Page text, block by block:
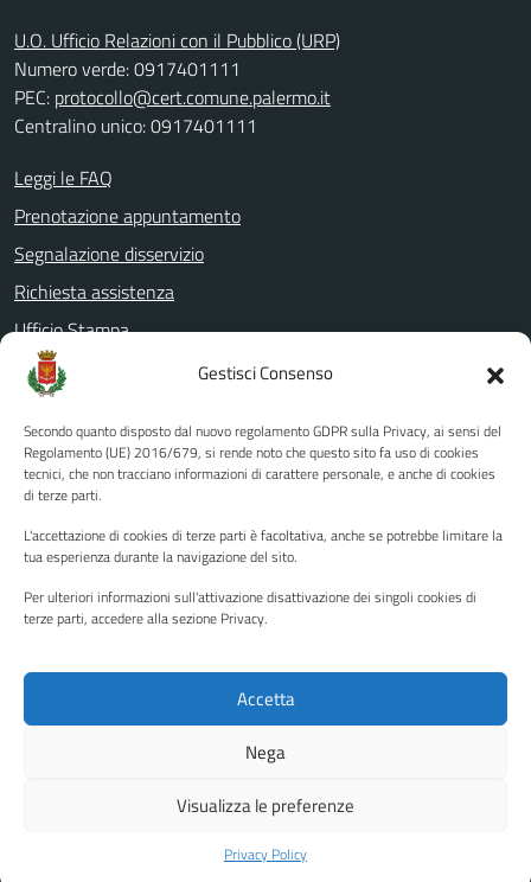
Gestisci Consenso
Secondo quanto disposto dal nuovo regolamento GDPR sulla Privacy, ai sensi del
Regolamento (UE) 2016/679, si rende noto che questo sito fa uso di cookies
tecnici, che non tracciano informazioni di carattere personale, e anche di cookies
di terze parti.
L'accettazione di cookies di terze parti è facoltativa, anche se potrebbe limitare la
tua esperienza durante la navigazione del sito.
Per ulteriori informazioni sull'attivazione disattivazione dei singoli cookies di
terze parti, accedere alla sezione Privacy.
Accetta
Nega
Visualizza le preferenze
Privacy Policy
U.O. Ufficio Relazioni con il Pubblico (URP)
Numero verde: 0917401111
PEC: protocollo@cert.comune.palermo.it
Centralino unico: 0917401111
Leggi le FAQ
Prenotazione appuntamento
Segnalazione disservizio
Richiesta assistenza
Ufficio Stampa
Amministrazione Trasparente
Albo pretorio
Informativa privacy
Note legali
Piano di miglioramento del sito
Instagram